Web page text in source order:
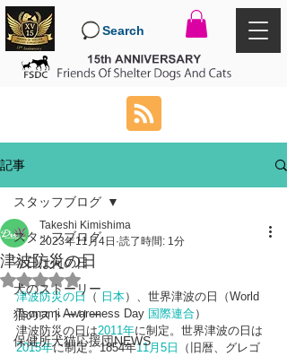
Search
記事
スタッフブログ
今日は何の日
犬のストーリー
猫のストーリー
保健所犬猫応援団NEWS
スタッフブログ
津波防災の日
Takeshi Kimishima
2023年11月4日 読了時間: 1分
5つ星のうちNaNと評価されています。
津波防災の日 （ 日本）、世界津波の日（World
Tsunami Awareness Day 国際連合）
津波防災の日は2011年に制定。世界津波の日は
2015年に制定。1854年11月5日
（旧暦、グレゴ